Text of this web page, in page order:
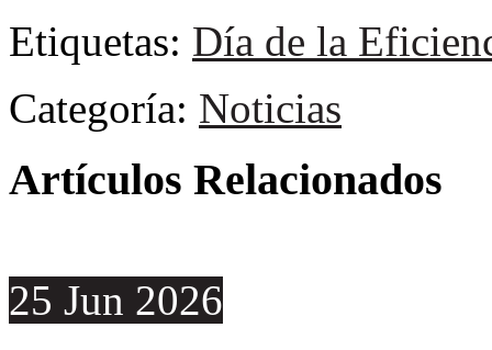
Etiquetas: Día de la
Categoría: Noticias
Artículos Relacionados
25 Jun 2026